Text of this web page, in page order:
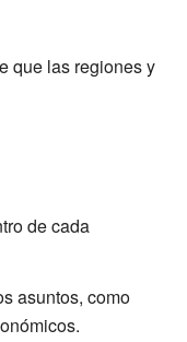
que las regiones y
de cada
asuntos, como